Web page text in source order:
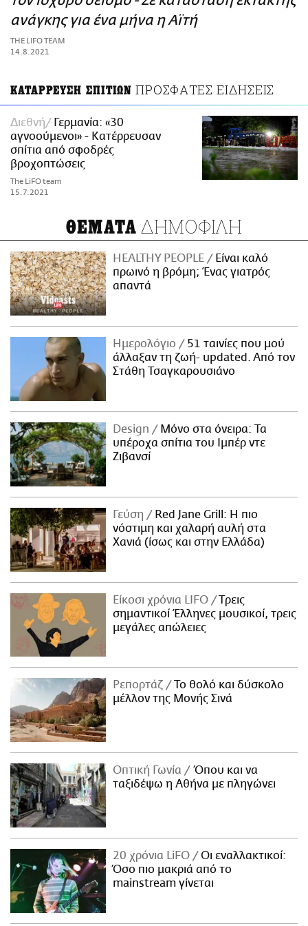
ΑΜΠΑ
PRINT
ανάγκης για ένα μήνα η Αϊτή
THE LIFO TEAM
14.8.2021
ΚΑΤΑΡΡΕΥΣΗ ΣΠΙΤΙΩΝ ΠΡΟΣΦΑΤΕΣ ΕΙΔΗΣΕΙΣ
Διεθνή
Γερμανία: «30
αγνοούμενοι» - Κατέρρευσαν
σπίτια από σφοδρές
βροχοπτώσεις
The LiFO team
15.7.2021
ΘΕΜΑΤΑ ΔΗΜΟΦΙΛΗ
HEALTHY PEOPLE
Είναι καλό
πρωινό η βρόμη; Ένας γιατρός
απαντά
Ημερολόγιο
51 ταινίες που μού
άλλαξαν τη ζωή- updated. Aπό τον
Στάθη Τσαγκαρουσιάνο
Design
Μόνο στα όνειρα: Τα
υπέροχα σπίτια του Ιμπέρ ντε
Ζιβανσί
Γεύση
Red Jane Grill: Η πιο
νόστιμη και χαλαρή αυλή στα
Χανιά (ίσως και στην Ελλάδα)
Είκοσι χρόνια LIFO
Tρεις
σημαντικοί Έλληνες μουσικοί, τρεις
μεγάλες απώλειες
Ρεπορτάζ
Το θολό και δύσκολο
μέλλον της Μονής Σινά
Οπτική Γωνία
Όπου και να
ταξιδέψω η Αθήνα με πληγώνει
20 χρόνια LiFO
Οι εναλλακτικοί:
Όσο πιο μακριά από το
mainstream γίνεται